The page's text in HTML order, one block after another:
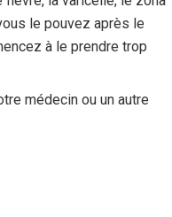
le pouvez après le
à le prendre trop
médecin ou un autre